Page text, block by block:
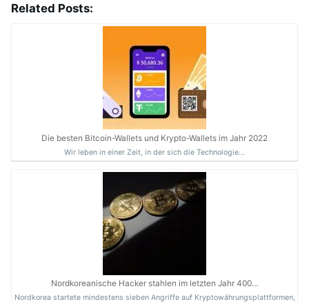
Related Posts:
Die besten Bitcoin-Wallets und Krypto-Wallets im Jahr 2022
Wir leben in einer Zeit, in der sich die Technologie…
Nordkoreanische Hacker stahlen im letzten Jahr 400…
Nordkorea startete mindestens sieben Angriffe auf Kryptowährungsplattformen,